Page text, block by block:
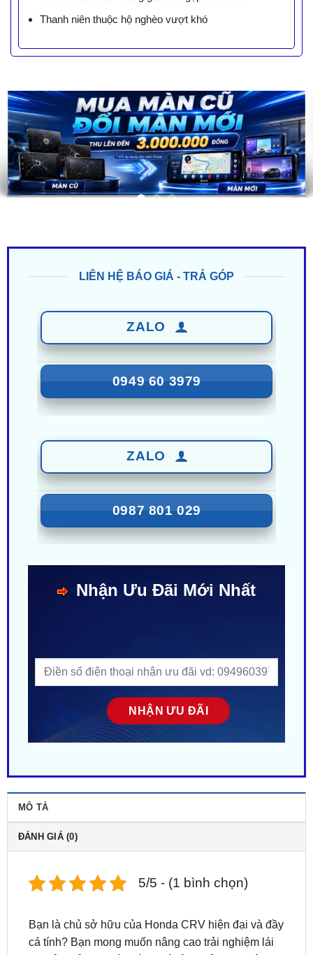
Thanh niên thuộc hộ nghèo vượt khó
0949 60 3979
0987 801 029
ĐÁNH GIÁ (0)
Bạn là chủ sở hữu của Honda CRV hiện đại và đầy
xe, đảm bảo an toàn tối đa và tận hưởng sự tiện
nghi vượt trội?Gắn camera 360 Owin cho xe